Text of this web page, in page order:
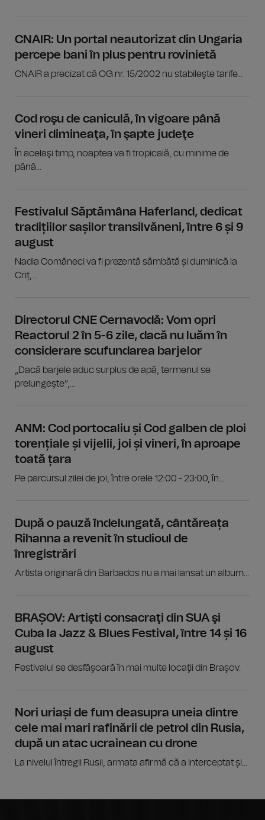
CNAIR: Un portal neautorizat din Ungaria
percepe bani în plus pentru rovinietă
CNAIR a precizat că OG nr. 15/2002 nu stabileşte tarife...
Cod roşu de caniculă, în vigoare până
vineri dimineaţa, în şapte judeţe
În acelaşi timp, noaptea va fi tropicală, cu minime de
până...
Festivalul Săptămâna Haferland, dedicat
tradițiilor sașilor transilvăneni, între 6 și 9
august
Nadia Comăneci va fi prezentă sâmbătă și duminică la
Criț,...
Directorul CNE Cernavodă: Vom opri
Reactorul 2 în 5-6 zile, dacă nu luăm în
considerare scufundarea barjelor
„Dacă barjele aduc surplus de apă, termenul se
prelungeşte”,...
ANM: Cod portocaliu și Cod galben de ploi
torențiale și vijelii, joi și vineri, în aproape
toată țara
Pe parcursul zilei de joi, între orele 12:00 - 23:00, în...
După o pauză îndelungată, cântăreața
Rihanna a revenit în studioul de
înregistrări
Artista originară din Barbados nu a mai lansat un album...
BRAȘOV: Artişti consacraţi din SUA şi
Cuba la Jazz & Blues Festival, între 14 și 16
august
Festivalul se desfăşoară în mai multe locaţii din Braşov.
Nori uriași de fum deasupra uneia dintre
cele mai mari rafinării de petrol din Rusia,
după un atac ucrainean cu drone
La nivelul întregii Rusii, armata afirmă că a interceptat și...